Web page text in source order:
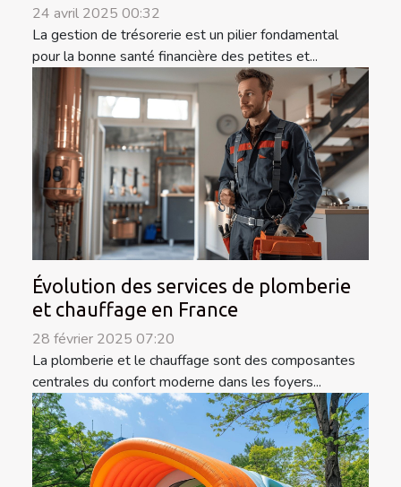
24 avril 2025 00:32
La gestion de trésorerie est un pilier fondamental
pour la bonne santé financière des petites et...
Évolution des services de plomberie
et chauffage en France
28 février 2025 07:20
La plomberie et le chauffage sont des composantes
centrales du confort moderne dans les foyers...